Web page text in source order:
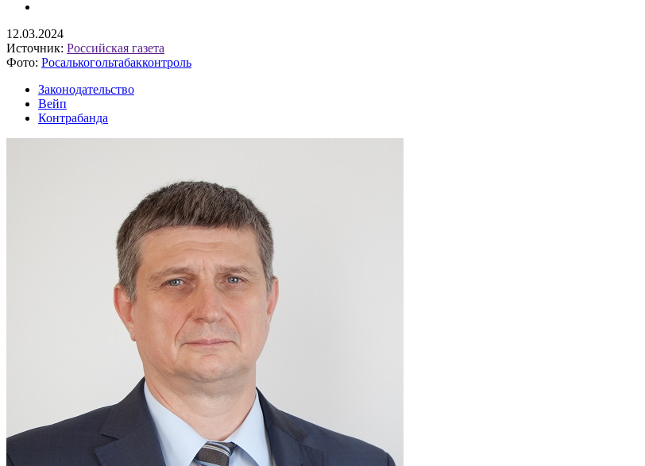
12.03.2024
Источник: Российская газета
Фото: Росалькогольтабакконтроль
Законодательство
Вейп
Контрабанда